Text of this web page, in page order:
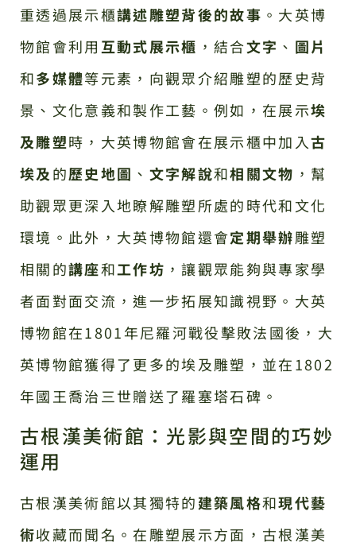
重透過展示櫃講述雕塑背後的故事 。大英博
物館會利用 互動式展示櫃 ，結合文字 、 圖片
和多媒體等元素，向觀眾介紹雕塑的歷史背
景、文化意義和製作工藝。例如，在展示埃
及雕塑時，大英博物館會在展示櫃中加入古
埃及的歷史地圖 、 文字解說和相關文物 ，幫
助觀眾更深入地瞭解雕塑所處的時代和文化
環境。此外，大英博物館還會定期舉辦雕塑
相關的講座和工作坊 ，讓觀眾能夠與專家學
者面對面交流，進一步拓展知識視野。大英
博物館在1801年尼羅河戰役擊敗法國後，大
英博物館獲得了更多的埃及雕塑，並在1802
年國王喬治三世贈送了羅塞塔石碑。
古根漢美術館：光影與空間的巧妙
運用
古根漢美術館以其獨特的建築風格和現代藝
術收藏而聞名。在雕塑展示方面，古根漢美